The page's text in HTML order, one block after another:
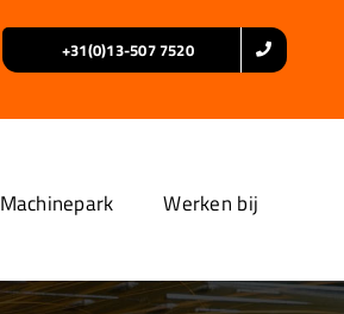
+31(0)13-507 7520
Machinepark Werken bij